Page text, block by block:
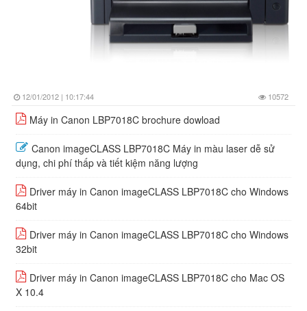
12/01/2012 | 10:17:44 10572
Máy in Canon LBP7018C brochure dowload
Canon imageCLASS LBP7018C Máy in màu laser dễ sử
dụng, chi phí thấp và tiết kiệm năng lượng
Driver máy in Canon imageCLASS LBP7018C cho Windows
64bit
Driver máy in Canon imageCLASS LBP7018C cho Windows
32bit
Driver máy in Canon imageCLASS LBP7018C cho Mac OS
X 10.4